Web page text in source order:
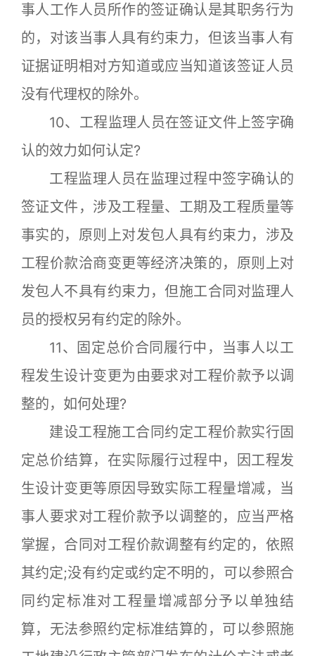
事人工作人员所作的签证确认是其职务行为
的，对该当事人具有约束力，但该当事人有
证据证明相对方知道或应当知道该签证人员
没有代理权的除外。
10、工程监理人员在签证文件上签字确
认的效力如何认定?
工程监理人员在监理过程中签字确认的
签证文件，涉及工程量、工期及工程质量等
事实的，原则上对发包人具有约束力，涉及
工程价款洽商变更等经济决策的，原则上对
发包人不具有约束力，但施工合同对监理人
员的授权另有约定的除外。
11、固定总价合同履行中，当事人以工
程发生设计变更为由要求对工程价款予以调
整的，如何处理?
建设工程施工合同约定工程价款实行固
定总价结算，在实际履行过程中，因工程发
生设计变更等原因导致实际工程量增减，当
事人要求对工程价款予以调整的，应当严格
掌握，合同对工程价款调整有约定的，依照
其约定;没有约定或约定不明的，可以参照合
同约定标准对工程量增减部分予以单独结
算，无法参照约定标准结算的，可以参照施